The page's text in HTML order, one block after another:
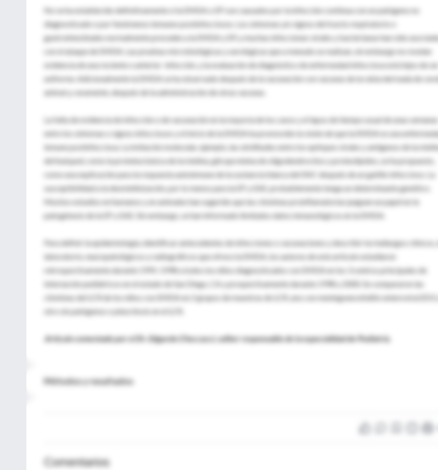
No se ha establecido definitivamente si la EMDA o EP son causados por la infección continua con un patógeno no
diagnosticado o por fenómenos inmunes postinfecciosos. Los síntomas y/o signos del tracto respiratorio o
gastrointestinales normalmente preceden a la EMDA y EP, y muchas infecciones virales y bacterianas han sido
con el ataque de EMDA. Las pruebas microbiológicas y serológicas que a menudo se realizan, sin embargo no revelan
evidencia de una reciente o anterior infección, y la evaluación de diagnóstico de enfermedad infecciosa está lejos de
uniforme. Adicionalmente la EMDA se ha observado después de la vacunación con vacunas de la rabia derivada de
animal y, raramente, después de la administración de otras vacunas.
La falta de evidencia de infección o de vacunación en la mayoría de los casos y el lapso de tiempo usual de unas semanas
entre los síntomas o signos infecciosos y el inicio de la EMDA ha promovido la visión de que la EMDA es una
inmune postinfecciosa. La imitación molecular, ejemplo, las similitudes entre los epitopes virales y antígenos de la
del huésped, como la proteína básica de la mielina, glicoproteina de oligodendrocitos y proteolipidos, se ha propuesto,
como una explicación para la respuesta autoinmune de la sustancia blanca del SNC después de un gatillo infeccioso. La
susceptibilidad a la desmielinización, por lo menos para la EP y EAE, probablemente tenga un determinante genético.
Muchos estudios en humanos y en animales han sugerido que las citokinas proinflamatorias jueguen un papel en la
patogénesis de la EP y EAE. Sin embargo, se han informado limitados datos inmunológicos en la EMDA.
Para definir la epidemiología, identificar antecedentes de infecciones o vacunaciones y describir los hallazgos clínicos,
laboratorio, neuropatológicos y radiográficos que ofrece la EMDA, los autores de este artículo estudiaron
retrospectivamente durante 1991-1998 a todos los niños diagnosticados con EMDA en los 3 centros principales de
internación pediátricos en el estado de San Diego, CA y prospectivamente durante 1998 y 2000. Se compararon las
citokinas del LCR de los niños con EMDA en 2 grupos de muestras de LCR, uno con meningoencefalitis enteroviral (EV)
otro sin patógenos o pleocitosis en el LCR.
Artículo comentado por el Dr. Edgardo Checcacci, editor responsable de la especialidad de Pediatría.
Métodos y resultados
Comentarios